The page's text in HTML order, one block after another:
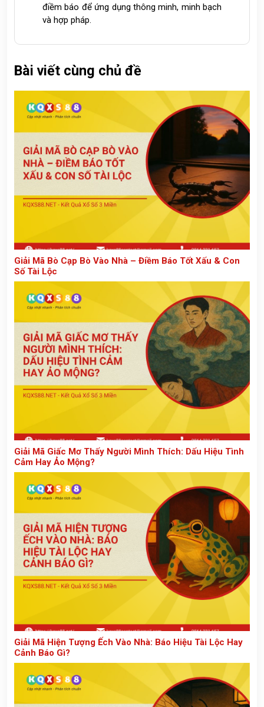
điềm báo để ứng dụng thông minh, minh bạch
và hợp pháp.
Bài viết cùng chủ đề
Giải Mã Bò Cạp Bò Vào Nhà – Điềm Báo Tốt Xấu & Con
Số Tài Lộc
Giải Mã Giấc Mơ Thấy Người Mình Thích: Dấu Hiệu Tình
Cảm Hay Ảo Mộng?
Giải Mã Hiện Tượng Ếch Vào Nhà: Báo Hiệu Tài Lộc Hay
Cảnh Báo Gì?